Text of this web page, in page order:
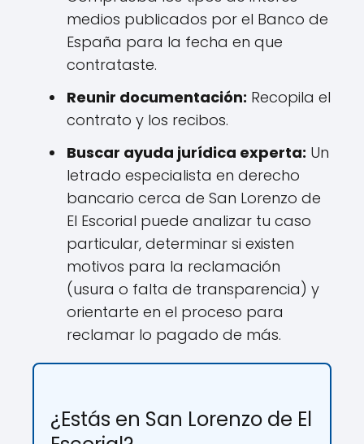
medios publicados por el Banco de
España para la fecha en que
contrataste.
Reunir documentación: Recopila el
contrato y los recibos.
Buscar ayuda jurídica experta: Un
letrado especialista en derecho
bancario cerca de San Lorenzo de
El Escorial puede analizar tu caso
particular, determinar si existen
motivos para la reclamación
(usura o falta de transparencia) y
orientarte en el proceso para
reclamar lo pagado de más.
¿Estás en San Lorenzo de El